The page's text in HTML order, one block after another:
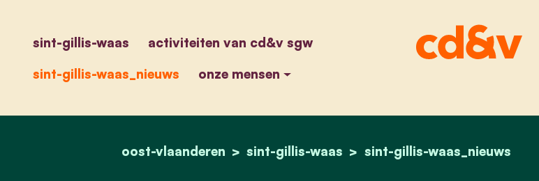
sint-gillis-waas
activiteiten van cd&v sgw
sint-gillis-waas_nieuws
onze mensen
home
oost-vlaanderen sint-gillis-waas sint-gillis-waas_nieuws
cd&v steunt kom op tegen kanker